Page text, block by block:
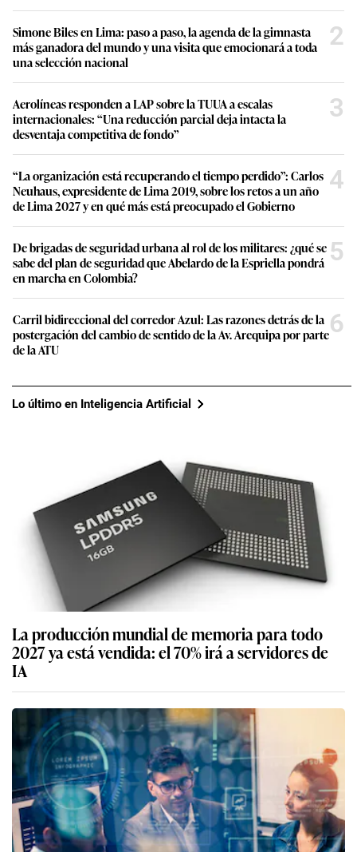
Simone Biles en Lima: paso a paso, la agenda de la gimnasta
más ganadora del mundo y una visita que emocionará a toda
una selección nacional
2
Aerolíneas responden a LAP sobre la TUUA a escalas
internacionales: “Una reducción parcial deja intacta la
desventaja competitiva de fondo”
3
“La organización está recuperando el tiempo perdido”: Carlos
Neuhaus, expresidente de Lima 2019, sobre los retos a un año
de Lima 2027 y en qué más está preocupado el Gobierno
4
De brigadas de seguridad urbana al rol de los militares: ¿qué se
sabe del plan de seguridad que Abelardo de la Espriella pondrá
en marcha en Colombia?
5
Carril bidireccional del corredor Azul: Las razones detrás de la
postergación del cambio de sentido de la Av. Arequipa por parte
de la ATU
6
Lo último en Inteligencia Artificial
La producción mundial de memoria para todo
2027 ya está vendida: el 70% irá a servidores de
IA